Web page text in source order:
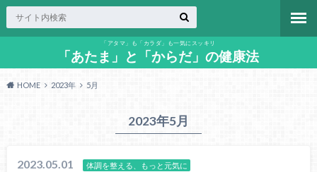
「アタマ」も「カラダ」も一気にスッキリ
「あたま」と「からだ」の健康法
HOME 2023年 5月
2023年5月
2023.05.01 体調を整える、もっと元気に